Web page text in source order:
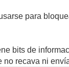
para
bits de
recava ni